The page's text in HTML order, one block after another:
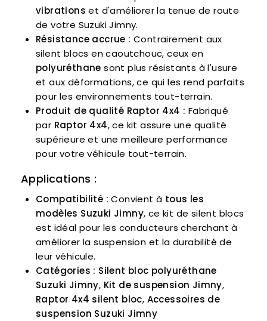
vibrations et d'améliorer la tenue de route
de votre Suzuki Jimny.
Résistance accrue : Contrairement aux
silent blocs en caoutchouc, ceux en
polyuréthane sont plus résistants à l'usure
et aux déformations, ce qui les rend parfaits
pour les environnements tout-terrain.
Produit de qualité Raptor 4x4 : Fabriqué
par Raptor 4x4, ce kit assure une qualité
supérieure et une meilleure performance
pour votre véhicule tout-terrain.
Applications :
Compatibilité : Convient à tous les
modèles Suzuki Jimny, ce kit de silent blocs
est idéal pour les conducteurs cherchant à
améliorer la suspension et la durabilité de
leur véhicule.
Catégories : Silent bloc polyuréthane
Suzuki Jimny, Kit de suspension Jimny,
Raptor 4x4 silent bloc, Accessoires de
suspension Suzuki Jimny